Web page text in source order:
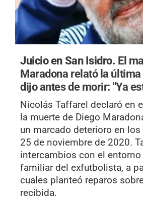
Juicio en San Isidro. El
Maradona relató la
dijo antes de morir: "Ya
Nicolás Taffarel declaró en
la muerte de Diego
un marcado deterioro en
25 de noviembre de 2020.
intercambios con el
familiar del exfutbolista, a
cuales planteó reparos
recibida.